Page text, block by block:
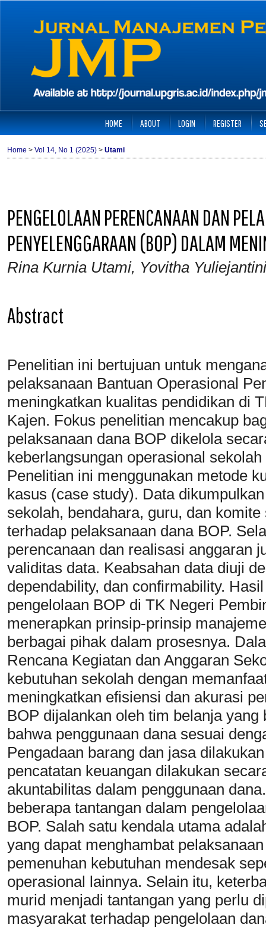
HOME ABOUT LOGIN REGISTER
Home > Vol 14, No 1 (2025) > Utami
PENGELOLAAN PERENCANAAN DAN
PENYELENGGARAAN (BOP) DALAM
Rina Kurnia Utami, Yovitha
Abstract
Penelitian ini bertujuan untuk
pelaksanaan Bantuan Operasional
meningkatkan kualitas pendidikan di
Kajen. Fokus penelitian mencakup
pelaksanaan dana BOP dikelola
keberlangsungan operasional
Penelitian ini menggunakan metode
kasus (case study). Data
sekolah, bendahara, guru, dan
terhadap pelaksanaan dana BOP.
perencanaan dan realisasi anggaran
validitas data. Keabsahan data diuji
dependability, dan confirmability.
pengelolaan BOP di TK Negeri
menerapkan prinsip-prinsip
berbagai pihak dalam prosesnya.
Rencana Kegiatan dan Anggaran
kebutuhan sekolah dengan
meningkatkan efisiensi dan akurasi
BOP dijalankan oleh tim belanja
bahwa penggunaan dana sesuai
Pengadaan barang dan jasa
pencatatan keuangan dilakukan
akuntabilitas dalam penggunaan
beberapa tantangan dalam
BOP. Salah satu kendala utama
yang dapat menghambat
pemenuhan kebutuhan mendesak
operasional lainnya. Selain itu,
murid menjadi tantangan yang perlu
masyarakat terhadap pengelolaan